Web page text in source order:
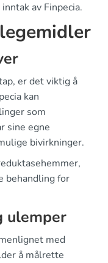
av Finpecia.
er det viktig å
kan
som
sine egne
bivirkninger.
behandling for
ulemper
med
å målrette